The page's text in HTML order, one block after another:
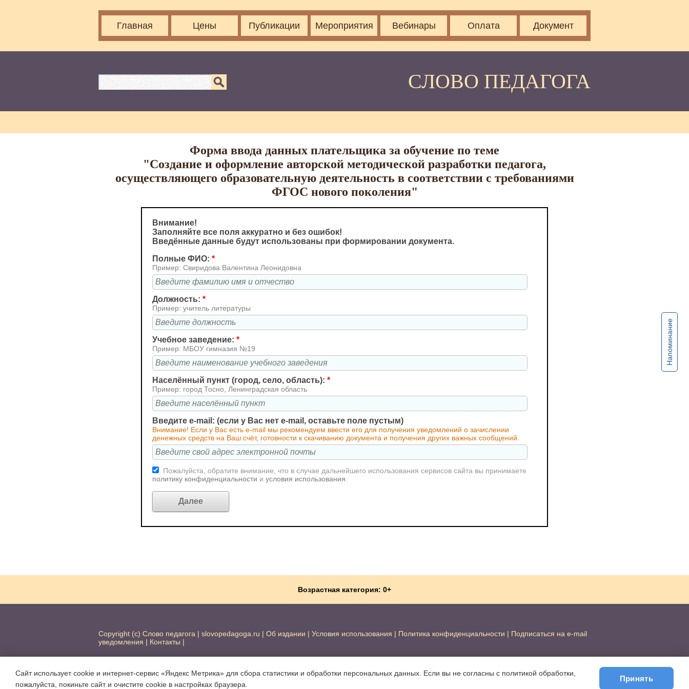
Главная Цены Публикации Мероприятия Вебинары Оплата Документ
СЛОВО ПЕДАГОГА
Напоминание
Форма ввода данных плательщика за обучение по теме
"Создание и оформление авторской методической разработки педагога,
осуществляющего образовательную деятельность в соответствии с требованиями
ФГОС нового поколения"
Внимание!
Заполняйте все поля аккуратно и без ошибок!
Введённые данные будут использованы при формировании документа.
Полные ФИО: *
Пример: Свиридова Валентина Леонидовна
Должность: *
Пример: учитель литературы
Учебное заведение: *
Пример: МБОУ гимназия №19
Населённый пункт (город, село, область): *
Пример: город Тосно, Ленинградская область
Введите e-mail: (если у Вас нет e-mail, оставьте поле пустым)
Внимание! Если у Вас есть e-mail мы рекомендуем ввести его для получения уведомлений о зачислении
денежных средств на Ваш счёт, готовности к скачиванию документа и получения других важных сообщений.
Пожалуйста, обратите внимание, что в случае дальнейшего использования сервисов сайта вы принимаете
политику конфиденциальности и условия использования
Возрастная категория: 0+
Copyright (c) Слово педагога | slovopedagoga.ru | Об издании | Условия использования | Политика конфиденциальности | Подписаться на e-mail
уведомления | Контакты |
Сайт использует cookie и интернет-сервис «Яндекс Метрика» для сбора статистики и обработки персональных данных. Если вы не согласны с политикой обработки,
пожалуйста, покиньте сайт и очистите cookie в настройках браузера.
Принять